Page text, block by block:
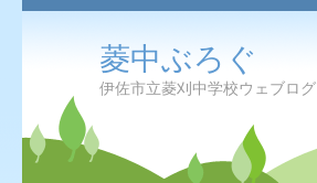
菱中ぶろぐ
伊佐市立菱刈中学校ウェブログ